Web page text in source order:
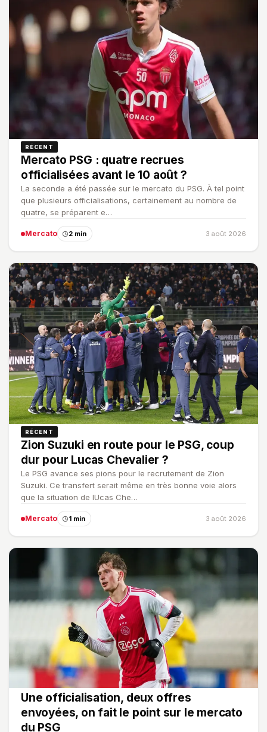
RÉCENT
Mercato PSG : quatre recrues
officialisées avant le 10 août ?
La seconde a été passée sur le mercato du PSG. À tel point
que plusieurs officialisations, certainement au nombre de
quatre, se préparent e…
Mercato 2 min 3 août 2026
RÉCENT
Zion Suzuki en route pour le PSG, coup
dur pour Lucas Chevalier ?
Le PSG avance ses pions pour le recrutement de Zion
Suzuki. Ce transfert serait même en très bonne voie alors
que la situation de lUcas Che…
Mercato 1 min 3 août 2026
Une officialisation, deux offres
envoyées, on fait le point sur le mercato
du PSG